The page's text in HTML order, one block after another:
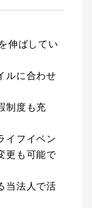
伸ばしてい
ルに合わせ
制度も充
イフイベン
更も可能で
当法人で活